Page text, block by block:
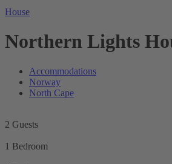
House
Northern Lights
Accommodations
Norway
North Cape
2 Guests
1 Bedroom